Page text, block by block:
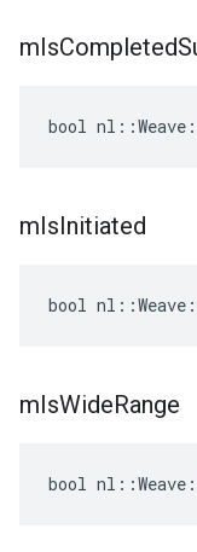
mIsCompleted
bool
mIsInitiated
bool
mIsWideRange
bool